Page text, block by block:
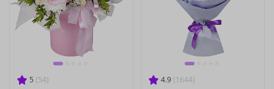
5 (54) 4.9 (1644)